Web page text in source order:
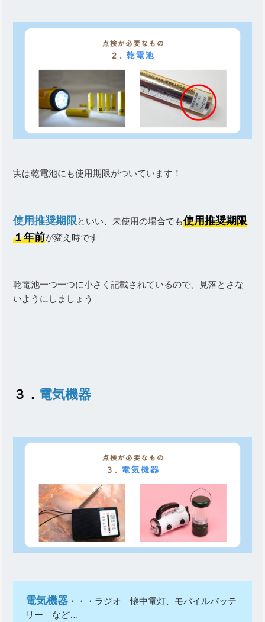
実は乾電池にも使用期限がついています！
使用推奨期限といい、未使用の場合でも使用推奨期限
１年前が変え時です
乾電池一つ一つに小さく記載されているので、見落とさな
いようにしましょう
３． 電気機器
電気機器 ・・・ラジオ 懐中電灯、モバイルバッテ
リー など…